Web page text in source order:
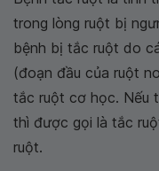
trong lòng ruột bị
bệnh bị tắc ruột do
(đoạn đầu của ruột
tắc ruột cơ học. Nếu
thì được gọi là tắc
ruột.